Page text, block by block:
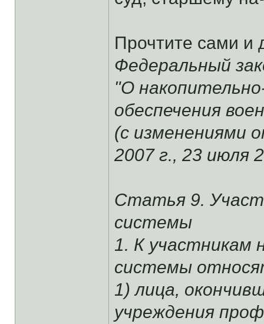
Прочтите сами и
Федеральный
"О
обеспечения
(с изменениями
2007 г., 23 июля
Статья 9.
системы
1. К участникам
системы
1) лица,
учреждения